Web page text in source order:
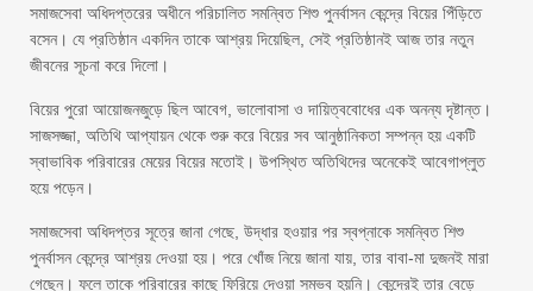
সমাজসেবা অধিদপ্তরের অধীনে পরিচালিত সমন্বিত শিশু পুনর্বাসন কেন্দ্রে বিয়ের পিঁড়িতে
বসেন। যে প্রতিষ্ঠান একদিন তাকে আশ্রয় দিয়েছিল, সেই প্রতিষ্ঠানই আজ তার নতুন
জীবনের সূচনা করে দিলো।
বিয়ের পুরো আয়োজনজুড়ে ছিল আবেগ, ভালোবাসা ও দায়িত্ববোধের এক অনন্য দৃষ্টান্ত।
সাজসজ্জা, অতিথি আপ্যায়ন থেকে শুরু করে বিয়ের সব আনুষ্ঠানিকতা সম্পন্ন হয় একটি
স্বাভাবিক পরিবারের মেয়ের বিয়ের মতোই। উপস্থিত অতিথিদের অনেকেই আবেগাপ্লুত
হয়ে পড়েন।
সমাজসেবা অধিদপ্তর সূত্রে জানা গেছে, উদ্ধার হওয়ার পর স্বপ্নাকে সমন্বিত শিশু
পুনর্বাসন কেন্দ্রে আশ্রয় দেওয়া হয়। পরে খোঁজ নিয়ে জানা যায়, তার বাবা-মা দুজনই মারা
গেছেন। ফলে তাকে পরিবারের কাছে ফিরিয়ে দেওয়া সম্ভব হয়নি। কেন্দ্রেই তার বেড়ে